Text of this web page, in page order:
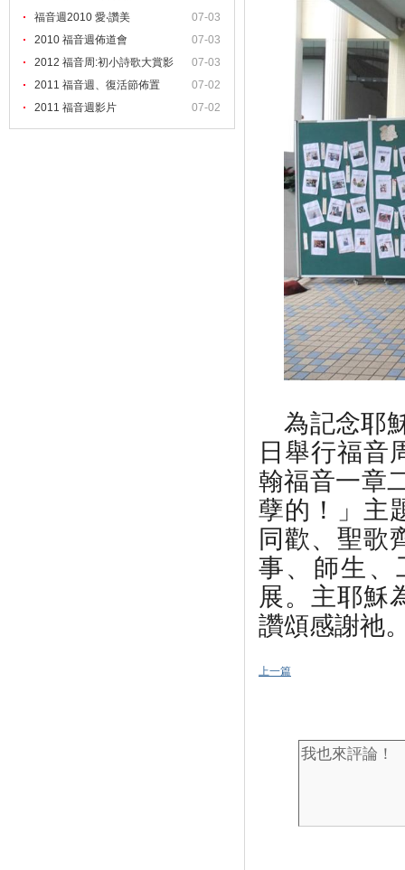
07-03
福音週2010 愛‧讚美
07-03
2010 福音週佈道會
07-03
2012 福音周:初小詩歌大賞影
07-02
2011 福音週、復活節佈置
07-02
2011 福音週影片
為記念耶
日 舉行福音
翰福音一章
孽的！」主
同歡、聖歌
事、師生、
展。主耶穌
讚頌感謝祂
上一篇